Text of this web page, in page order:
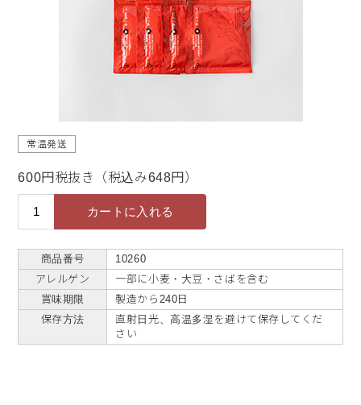
常温発送
600円税抜き（税込み648円）
商品番号
10260
アレルゲン
一部に小麦・大豆・さばを含む
賞味期限
製造から240日
保存方法
直射日光、高温多湿を避けて保存してくだ
さい